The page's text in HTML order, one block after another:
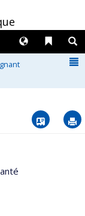
Liens
Langues
Vcard